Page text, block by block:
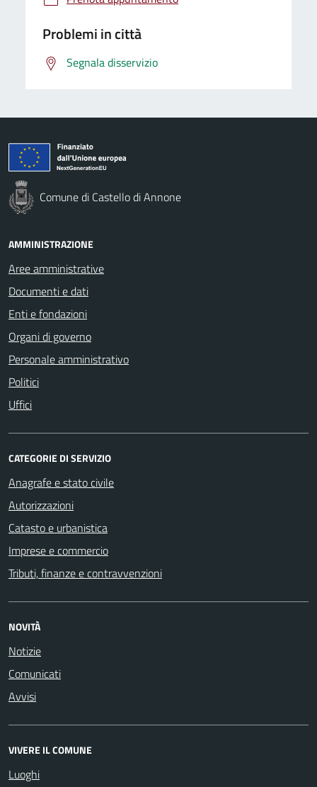
Problemi in città
Segnala disservizio
Comune di Castello di Annone
AMMINISTRAZIONE
Aree amministrative
Documenti e dati
Enti e fondazioni
Organi di governo
Personale amministrativo
Politici
Uffici
CATEGORIE DI SERVIZIO
Anagrafe e stato civile
Autorizzazioni
Catasto e urbanistica
Imprese e commercio
Tributi, finanze e contravvenzioni
NOVITÀ
Notizie
Comunicati
Avvisi
VIVERE IL COMUNE
Luoghi